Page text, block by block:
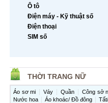
Ô tô
Điện máy - Kỹ thuật số
Điện thoại
SIM số
THỜI TRANG NỮ
Áo sơ mi Váy Quần Công sở
Nước hoa
Áo khoác/ Đồ đông